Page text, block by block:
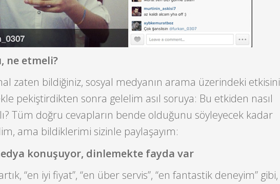
ne etmeli?
zaten bildiğiniz, sosyal medyanın arama üzerindeki etkisini
pekiştirdikten sonra gelelim asıl soruya: Bu etkiden nasıl
Tüm doğru cevapların bende olduğunu söyleyecek kadar
ama bildiklerimi sizinle paylaşayım:
konuşuyor, dinlemekte fayda var
“en iyi fiyat”, “en über servis”, “en fantastik deneyim” gibi,